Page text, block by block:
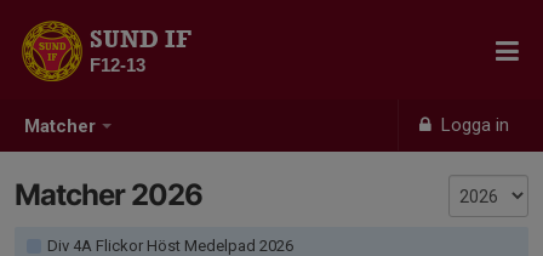
Matcher Logga in
SUND IF
F12-13
Matcher 2026
Div 4A Flickor Höst Medelpad 2026